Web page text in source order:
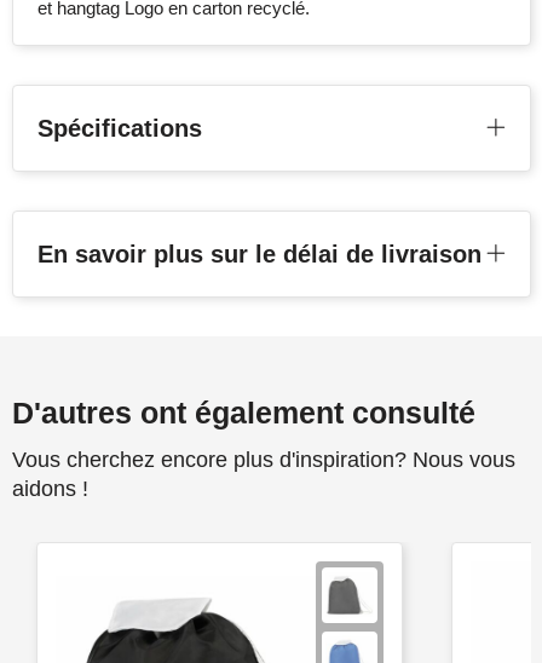
et hangtag Logo en carton recyclé.
Spécifications
En savoir plus sur le délai de livraison
D'autres ont également consulté
Vous cherchez encore plus d'inspiration? Nous vous
aidons !